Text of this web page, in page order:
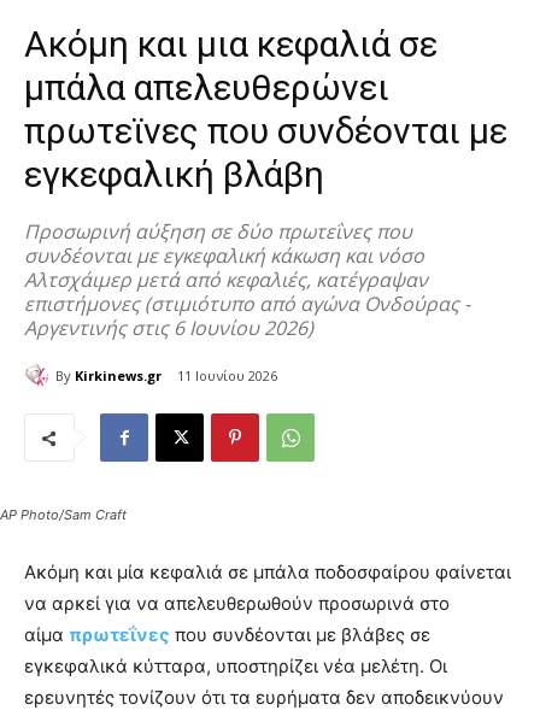
Ακόμη και μια κεφαλιά σε
μπάλα απελευθερώνει
πρωτεϊνες που συνδέονται με
εγκεφαλική βλάβη
Προσωρινή αύξηση σε δύο πρωτεΐνες που
συνδέονται με εγκεφαλική κάκωση και νόσο
Αλτσχάιμερ μετά από κεφαλιές, κατέγραψαν
επιστήμονες (στιμιότυπο από αγώνα Ονδούρας -
Αργεντινής στις 6 Ιουνίου 2026)
By Kirkinews.gr 11 Ιουνίου 2026
AP Photo/Sam Craft
Ακόμη και μία κεφαλιά σε μπάλα ποδοσφαίρου φαίνεται
να αρκεί για να απελευθερωθούν προσωρινά στο
αίμα πρωτεΐνες που συνδέονται με βλάβες σε
εγκεφαλικά κύτταρα, υποστηρίζει νέα μελέτη. Οι
ερευνητές τονίζουν ότι τα ευρήματα δεν αποδεικνύουν